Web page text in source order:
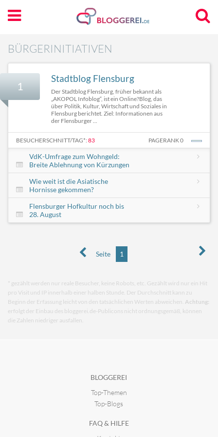
BÜRGERINITIATIVEN
1
Stadtblog Flensburg
Der Stadtblog Flensburg, früher bekannt als
„AKOPOL Infoblog“, ist ein Online?Blog, das
über Politik, Kultur, Wirtschaft und Soziales in
Flensburg berichtet. Ziel: Informationen aus
der Flensburger ...
BESUCHERSCHNITT/TAG*: 83 PAGERANK 0
VdK-Umfrage zum Wohngeld:
Breite Ablehnung von Kürzungen
Wie weit ist die Asiatische
Hornisse gekommen?
Flensburger Hofkultur noch bis
28. August
Seite 1
* gezählt werden nur reale Besucher, keine Robots, etc. Gezählt wird nur ein Hit
pro Visit und IP innerhalb einer halben Stunde. Der Durchschnitt kann zu
Beginn der Erfassung leicht von den tatsächlichen Werten abweichen. Achtung:
erfolgt der Einbau des bloggerei.de-Publicons nicht ordnungsgemäß, können
die Zahlen niedriger ausfallen.
BLOGGEREI
Top-Themen
Top-Blogs
FAQ & HILFE